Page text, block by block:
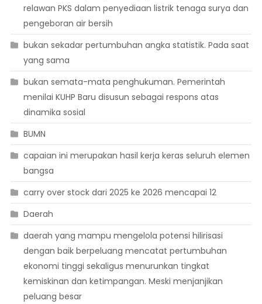
relawan PKS dalam penyediaan listrik tenaga surya dan
pengeboran air bersih
bukan sekadar pertumbuhan angka statistik. Pada saat
yang sama
bukan semata-mata penghukuman. Pemerintah
menilai KUHP Baru disusun sebagai respons atas
dinamika sosial
BUMN
capaian ini merupakan hasil kerja keras seluruh elemen
bangsa
carry over stock dari 2025 ke 2026 mencapai 12
Daerah
daerah yang mampu mengelola potensi hilirisasi
dengan baik berpeluang mencatat pertumbuhan
ekonomi tinggi sekaligus menurunkan tingkat
kemiskinan dan ketimpangan. Meski menjanjikan
peluang besar